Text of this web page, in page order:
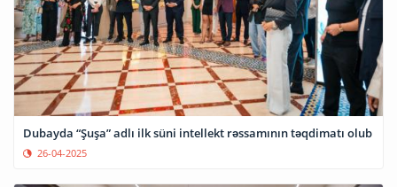
Dubayda “Şuşa” adlı ilk süni intellekt rəssamının təqdimatı olub
26-04-2025